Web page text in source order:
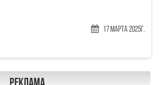
17 Марта 2025г.